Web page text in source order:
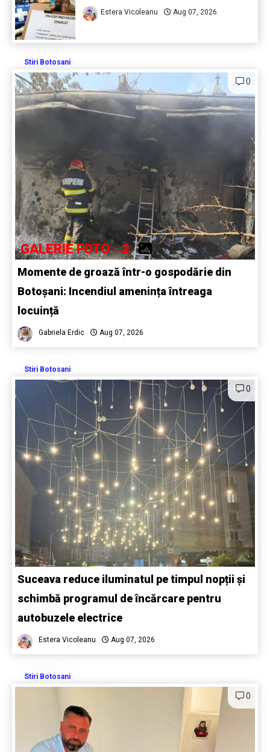
Estera Vicoleanu Aug 07, 2026
Stiri Botosani
0
GALERIE FOTO - 2
Momente de groază într-o gospodărie din
Botoșani: Incendiul amenința întreaga
locuință
Gabriela Erdic Aug 07, 2026
Stiri Botosani
0
Suceava reduce iluminatul pe timpul nopții și
schimbă programul de încărcare pentru
autobuzele electrice
Estera Vicoleanu Aug 07, 2026
Stiri Botosani
0